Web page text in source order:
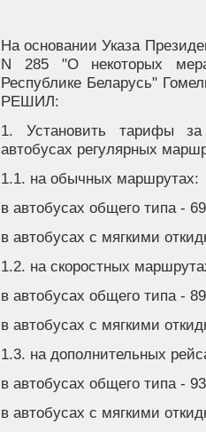
На основании Указа
N 285 "О некоторых
Республике Беларусь"
РЕШИЛ:
1. Установить тарифы
автобусах регулярных
1.1. на обычных маршрутах:
в автобусах общего типа -
в автобусах с мягкими
1.2. на скоростных
в автобусах общего типа -
в автобусах с мягкими
1.3. на дополнительных
в автобусах общего типа -
в автобусах с мягкими